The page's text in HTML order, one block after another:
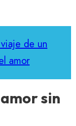
de un
amor
sin